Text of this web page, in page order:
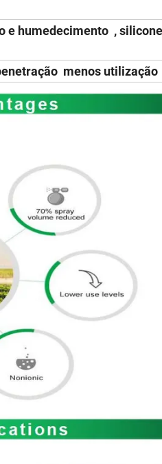
e humedecimento ,
menos utilização